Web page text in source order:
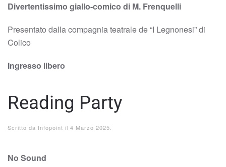
Divertentissimo giallo-comico di M. Frenquelli
Presentato dalla compagnia teatrale de “I Legnonesi” di
Colico
Ingresso libero
Reading Party
Scritto da Infopoint il 4 Marzo 2025
No Sound